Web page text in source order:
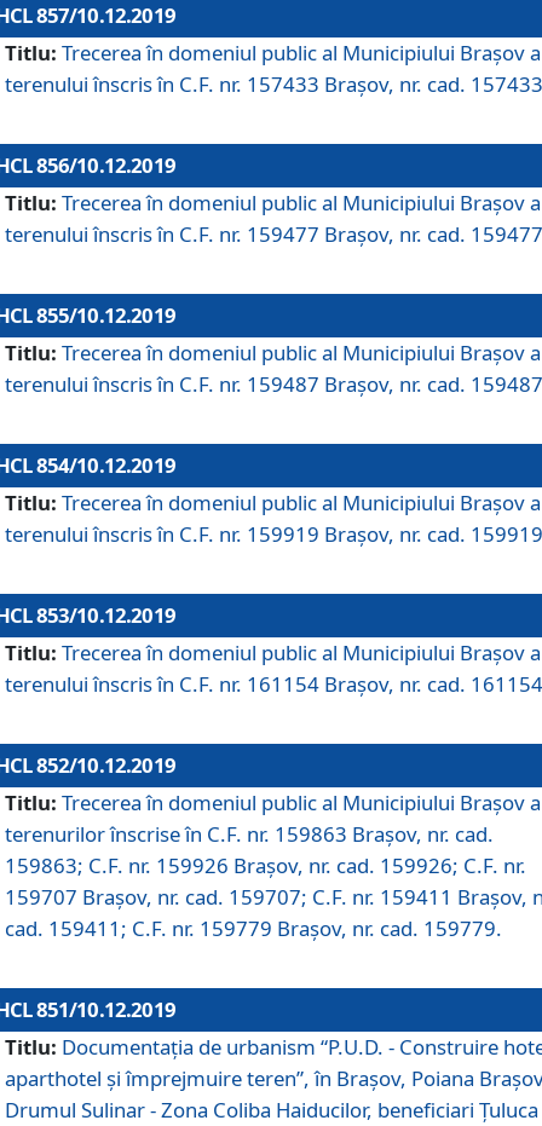
857/10.12.2019
Titlu: Trecerea în domeniul public al Municipiului Braşov a
terenului înscris în C.F. nr. 157433 Brașov, nr. cad.
856/10.12.2019
Titlu: Trecerea în domeniul public al Municipiului Braşov a
terenului înscris în C.F. nr. 159477 Brașov, nr. cad.
855/10.12.2019
Titlu: Trecerea în domeniul public al Municipiului Braşov a
terenului înscris în C.F. nr. 159487 Brașov, nr. cad.
854/10.12.2019
Titlu: Trecerea în domeniul public al Municipiului Braşov a
terenului înscris în C.F. nr. 159919 Brașov, nr. cad.
853/10.12.2019
Titlu: Trecerea în domeniul public al Municipiului Braşov a
terenului înscris în C.F. nr. 161154 Brașov, nr. cad.
852/10.12.2019
Titlu: Trecerea în domeniul public al Municipiului Braşov a
terenurilor înscrise în C.F. nr. 159863 Brașov, nr. cad.
159863; C.F. nr. 159926 Brașov, nr. cad. 159926; C.F. nr.
159707 Brașov, nr. cad. 159707; C.F. nr. 159411 Brașov,
cad. 159411; C.F. nr. 159779 Brașov, nr. cad. 159779.
851/10.12.2019
Titlu: Documentaţia de urbanism “P.U.D. - Construire
aparthotel şi împrejmuire teren”, în Braşov, Poiana
Drumul Sulinar - Zona Coliba Haiducilor, beneficiari